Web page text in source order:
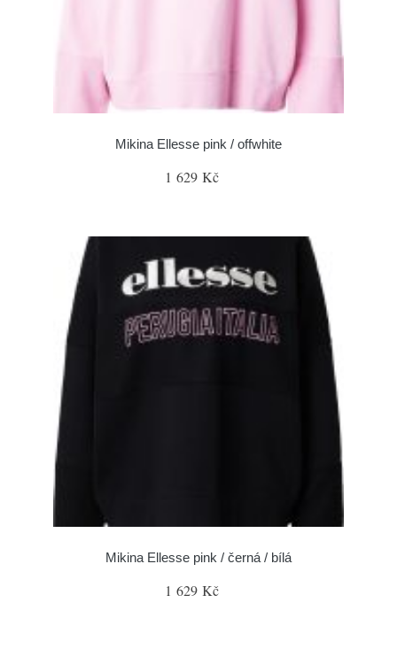
Mikina Ellesse pink / offwhite
1 629 Kč
Mikina Ellesse pink / černá / bílá
1 629 Kč